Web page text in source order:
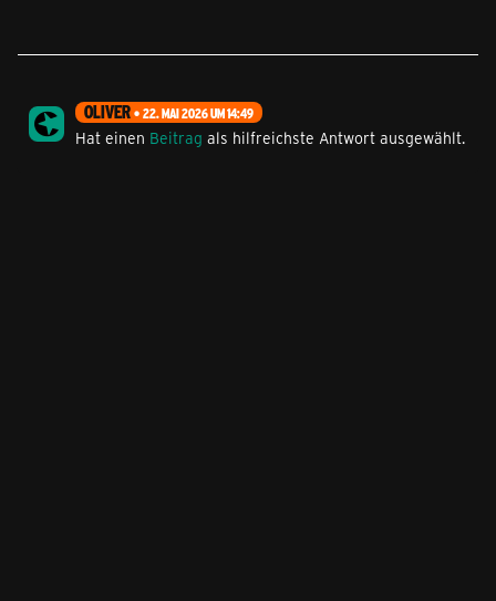
OLIVER 22. MAI 2026 UM 14:49
Hat einen Beitrag als hilfreichste Antwort ausgewählt.